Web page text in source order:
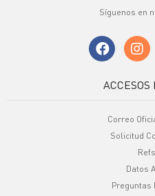
Síguenos en
ACCESOS
Correo
Solicitud
Datos
Preguntas